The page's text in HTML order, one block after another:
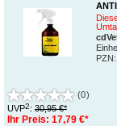
PZN:
(0)
UVP2: 30,95 €*
Ihr Preis: 17,79 €*